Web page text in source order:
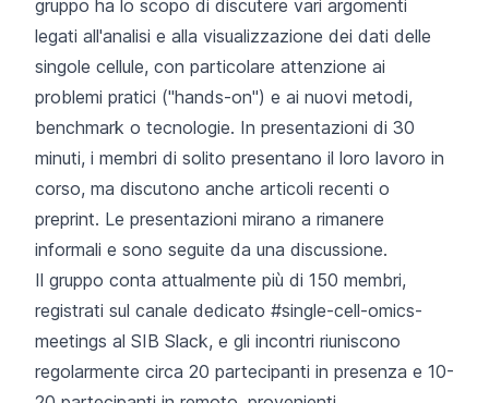
gruppo ha lo scopo di discutere vari argomenti
legati all'analisi e alla visualizzazione dei dati delle
singole cellule, con particolare attenzione ai
problemi pratici ("hands-on") e ai nuovi metodi,
benchmark o tecnologie. In presentazioni di 30
minuti, i membri di solito presentano il loro lavoro in
corso, ma discutono anche articoli recenti o
preprint. Le presentazioni mirano a rimanere
informali e sono seguite da una discussione.
Il gruppo conta attualmente più di 150 membri,
registrati sul canale dedicato #single-cell-omics-
meetings al SIB Slack, e gli incontri riuniscono
regolarmente circa 20 partecipanti in presenza e 10-